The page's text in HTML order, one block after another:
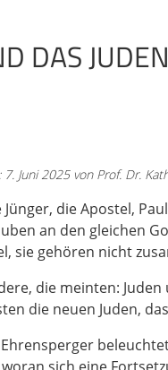
genau heißt: "Du
auf der Erde unten
ihnen nicht dienen."
dann wird damit
oder als
etwas damit zu tun,
Menschen
sei dann ein Bruch
hinaus. Und
vielleicht, die letztes
Pharisäer und ist es
DAS
Juni 2025 von Prof. Dr.
Jünger, die Apostel,
an den gleichen
sie gehören nicht
die meinten:
die neuen Juden,